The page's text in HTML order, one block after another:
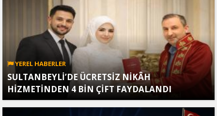
YEREL HABERLER
SULTANBEYLİ’DE ÜCRETSİZ NİKÂH
HİZMETİNDEN 4 BİN ÇİFT FAYDALANDI